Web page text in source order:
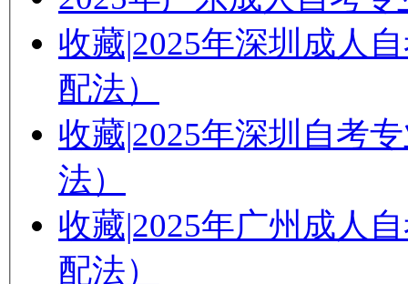
收藏|2025年深圳成人
配法）
收藏|2025年深圳自考
法）
收藏|2025年广州成人
配法）